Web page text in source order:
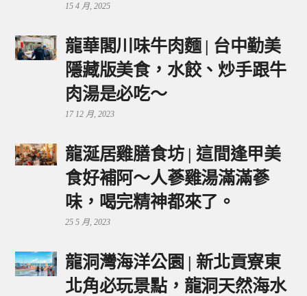
15 4 月, 2025
龍華閣川味牛肉麵 | 台中勤美
隱藏版美食，水餃、炒手跟牛
肉湯是必吃～
17 12 月, 2023
龍涎居雞膳食坊 | 這間逢甲美
食好補阿～人蔘雞湯滿滿蔘
味，喝完精神都來了。
25 5 月, 2023
龍洞灣海洋公園 | 新北貢寮東
北角必玩景點，龍洞天然海水